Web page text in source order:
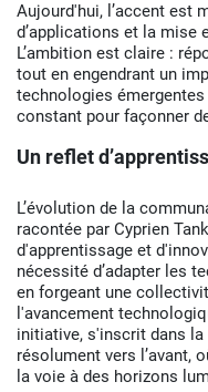
Aujourd'hui, l’accent est
d’applications et la mise
L’ambition est claire :
tout en engendrant un
technologies
constant pour façonner
Un reflet
L’évolution de la
racontée par Cyprien
d'apprentissage et
nécessité d’adapter les
en forgeant une
l'avancement
initiative, s'inscrit dans la
résolument vers l’avant,
la voie à des horizons